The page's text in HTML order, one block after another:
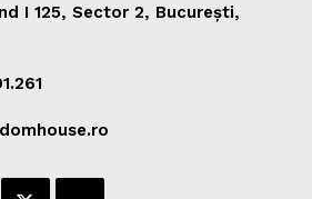
I 125, Sector 2, București,